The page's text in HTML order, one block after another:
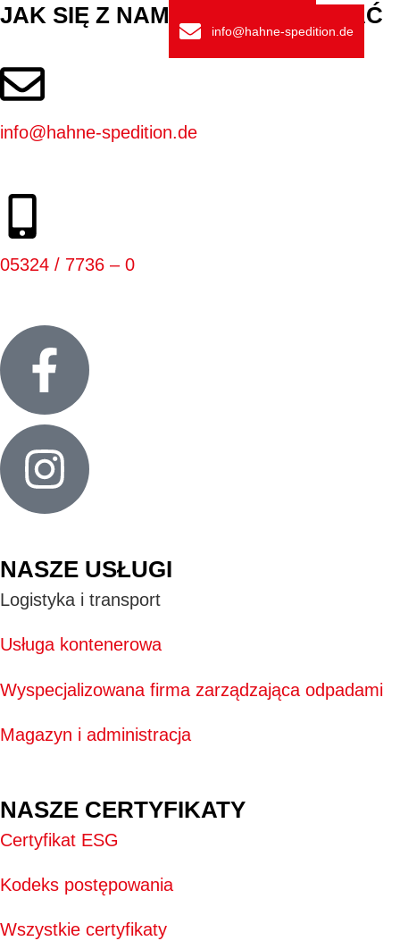
JAK SIĘ Z NAMI SKONTAKTOWAĆ
info@hahne-spedition.de
05324 / 7736 – 0
NASZE USŁUGI
Logistyka i transport
Usługa kontenerowa
Wyspecjalizowana firma zarządzająca odpadami
Magazyn i administracja
NASZE CERTYFIKATY
Certyfikat ESG
Kodeks postępowania
Wszystkie certyfikaty
info@hahne-spedition.de